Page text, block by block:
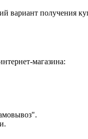
получения
магазина: